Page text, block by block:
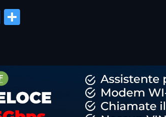
CopyCondividi